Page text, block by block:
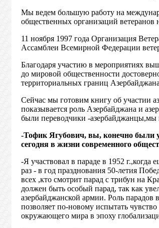
Мы ведем большую работу на
общественных организаций ветеранов
11 ноября 1997 года Организация
Ассамблеи Всемирной Федерации
Благодаря участию в мероприятиях
до мировой общественности
территориальных границ
Сейчас мы готовим книгу об участии
показывается роль Азербайджана и
были переводчики -азербайджанцы,мы
-Тофик Ягубович, вы, конечно были
сегодня в жизни современного
-Я участвовал в параде в 1952
раз - в год празднования 50-летия
всех ,кто смотрит парад с трибун на
должен быть особый парад, так как
азербайджанской армии. Роль парадов
позволяет по-новому испытать
окружающего мира в эпоху